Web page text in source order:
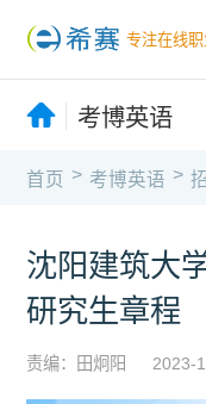
专注在线
考博英语
首页 > 考博英语 >
沈阳建筑大
研究生章程
责编：田炯阳 2023-